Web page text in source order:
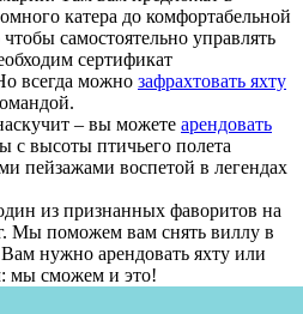
катера до комфортабельной
самостоятельно управлять
сертификат
всегда можно зафрахтовать яхту
– вы можете арендовать
с высоты птичьего полета
пейзажами воспетой в легендах
из признанных фаворитов на
Мы поможем вам снять виллу в
нужно арендовать яхту или
мы сможем и это!